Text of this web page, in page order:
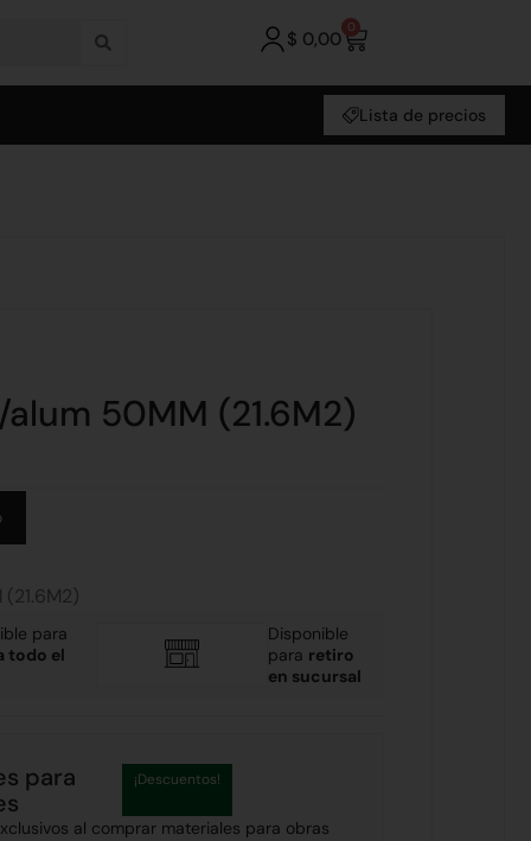
$ 0,00 0
Lista de precios
50MM (21.6M2)
para
todo el
Disponible
para retiro
en sucursal
para
¡Descuentos!
al comprar materiales para obras